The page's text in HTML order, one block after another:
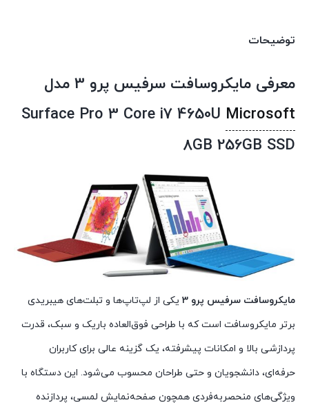
توضیحات
معرفی مایکروسافت سرفیس پرو 3 مدل
Microsoft
Surface Pro 3 Core i7 4650U
8GB 256GB SSD
مایکروسافت سرفیس پرو 3
یکی از لپ‌تاپ‌ها و تبلت‌های هیبریدی
برتر مایکروسافت است که با طراحی فوق‌العاده باریک و سبک، قدرت
پردازشی بالا و امکانات پیشرفته، یک گزینه عالی برای کاربران
حرفه‌ای، دانشجویان و حتی طراحان محسوب می‌شود. این دستگاه با
ویژگی‌های منحصر‌به‌فردی همچون صفحه‌نمایش لمسی، پردازنده